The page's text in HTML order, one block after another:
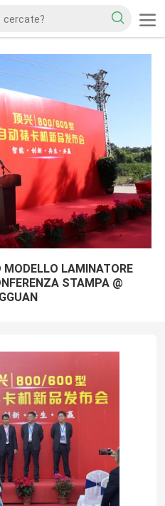
MODELLO LAMINATORE
STAMPA @